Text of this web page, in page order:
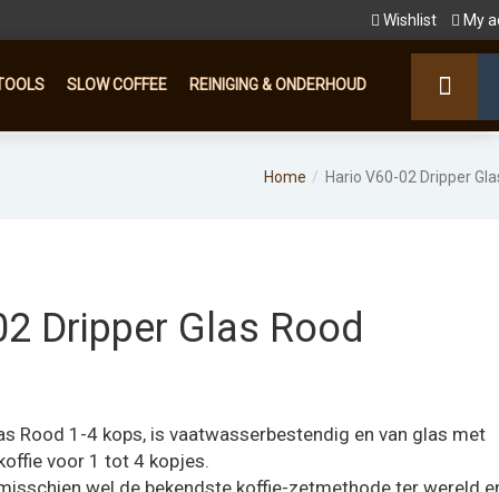
Wishlist My
SLOW COFFEE REINIGING & ONDERHOUD
Home Hario V60-02 Dripper
Dripper Glas Rood
Rood 1-4 kops, is vaatwasserbestendig en van glas met
voor 1 tot 4 kopjes.
wel de bekendste koffie-zetmethode ter wereld